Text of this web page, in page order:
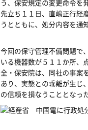
う、保安規定の変更命令を
先立ち１１日、直嶋正行経
うとともに、処分内容を通
今回の保守管理不備問題で
いる機器数が５１１か所、
全・保安院は、同社の事案
あり、実態との乖離が生じ
の信頼を損なうこととなっ